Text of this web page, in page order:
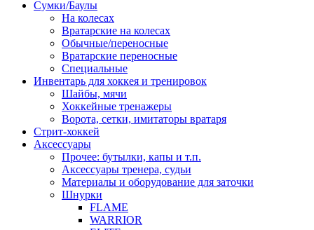
Сумки/Баулы
На колесах
Вратарские на колесах
Обычные/переносные
Вратарские переносные
Специальные
Инвентарь для хоккея и тренировок
Шайбы, мячи
Хоккейные тренажеры
Ворота, сетки, имитаторы вратаря
Стрит-хоккей
Аксессуары
Прочее: бутылки, капы и т.п.
Аксессуары тренера, судьи
Материалы и оборудование для заточки
Шнурки
FLAME
WARRIOR